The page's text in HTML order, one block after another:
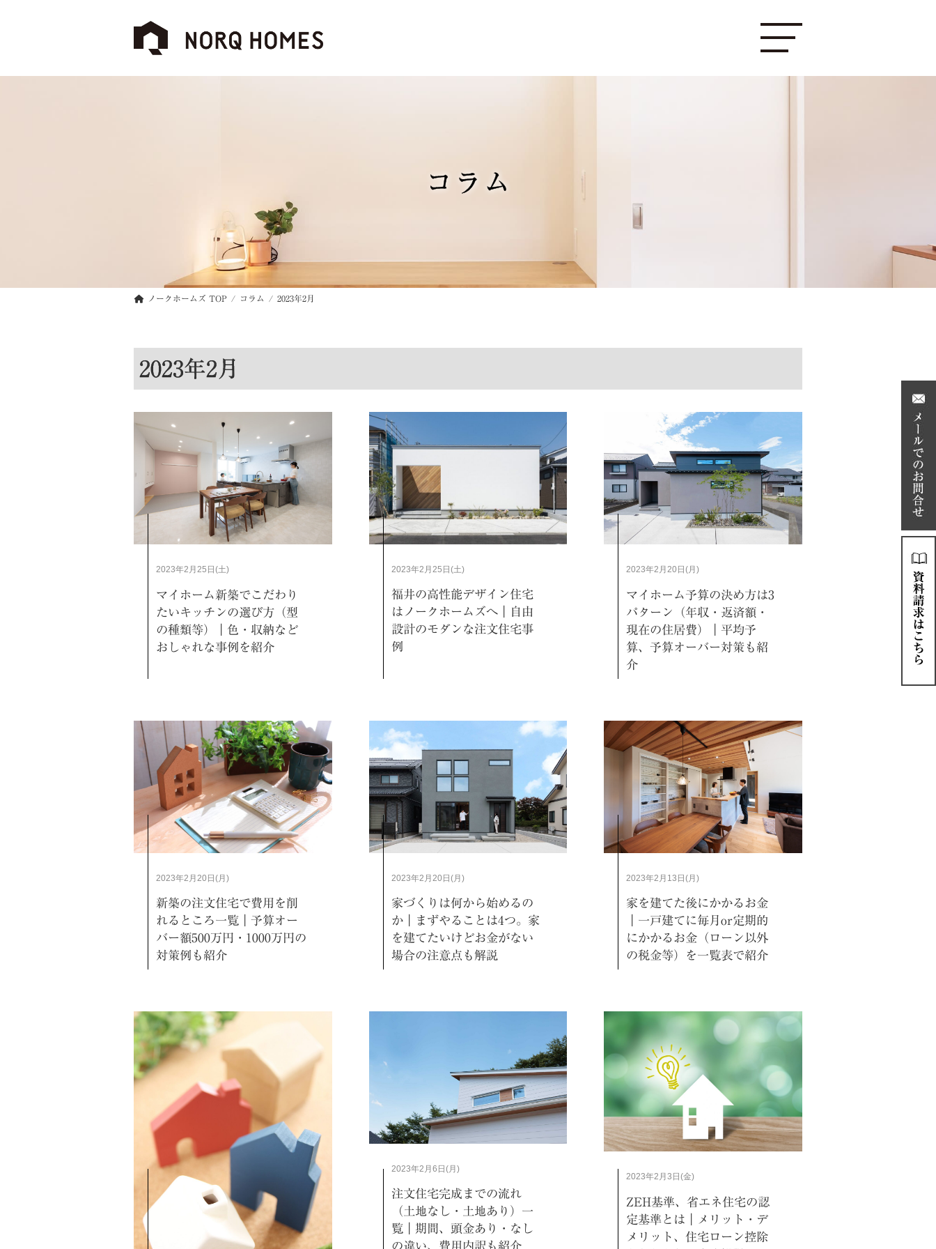
コラム
ノークホームズ TOP コラム 2023年2月
2023年2月
2023年2月25日(土)
マイホーム新築でこだわり
たいキッチンの選び方（型
の種類等）｜色・収納など
おしゃれな事例を紹介
2023年2月25日(土)
福井の高性能デザイン住宅
はノークホームズへ｜自由
設計のモダンな注文住宅事
例
2023年2月20日(月)
マイホーム予算の決め方は3
パターン（年収・返済額・
現在の住居費）｜平均予
算、予算オーバー対策も紹
介
2023年2月20日(月)
新築の注文住宅で費用を削
れるところ一覧｜予算オー
バー額500万円・1000万円の
対策例も紹介
2023年2月20日(月)
家づくりは何から始めるの
か｜まずやることは4つ。家
を建てたいけどお金がない
場合の注意点も解説
2023年2月13日(月)
家を建てた後にかかるお金
｜一戸建てに毎月or定期的
にかかるお金（ローン以外
の税金等）を一覧表で紹介
2023年2月6日(月)
注文住宅完成までの流れ
（土地なし・土地あり）一
覧｜期間、頭金あり・なし
の違い、費用内訳も紹介
2023年2月3日(金)
ZEH基準、省エネ住宅の認
定基準とは｜メリット・デ
メリット、住宅ローン控除